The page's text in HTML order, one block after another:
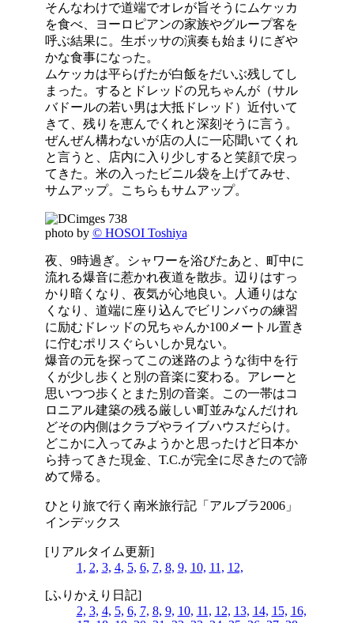
そんなわけで道端でオレが旨そうにムケッカ
を食べ、ヨーロピアンの家族やグループ客を
呼ぶ結果に。生ボッサの演奏も始まりにぎや
かな食事になった。
ムケッカは平らげたが白飯をだいぶ残してし
まった。するとドレッドの兄ちゃんが（サル
バドールの若い男は大抵ドレッド）近付いて
きて、残りを恵んでくれと深刻そうに言う。
ぜんぜん構わないが店の人に一応聞いてくれ
と言うと、店内に入り少しすると笑顔で戻っ
てきた。米の入ったビニル袋を上げてみせ、
サムアップ。こちらもサムアップ。
photo by © HOSOI Toshiya
夜、9時過ぎ。シャワーを浴びたあと、町中に
流れる爆音に惹かれ夜道を散歩。辺りはすっ
かり暗くなり、夜気が心地良い。人通りはな
くなり、道端に座り込んでビリンバゥの練習
に励むドレッドの兄ちゃんか100メートル置き
に佇むポリスぐらいしか見ない。
爆音の元を探ってこの迷路のような街中を行
くが少し歩くと別の音楽に変わる。アレーと
思いつつ歩くとまた別の音楽。この一帯はコ
ロニアル建築の残る厳しい町並みなんだけれ
どその内側はクラブやライブハウスだらけ。
どこかに入ってみようかと思ったけど日本か
ら持ってきた現金、T.C.が完全に尽きたので諦
めて帰る。
ひとり旅で行く南米旅行記「アルブラ2006」
インデックス
[リアルタイム更新]
1, 2, 3, 4, 5, 6, 7, 8, 9, 10, 11, 12,
[ふりかえり日記]
2, 3, 4, 5, 6, 7, 8, 9, 10, 11, 12, 13, 14, 15, 16,